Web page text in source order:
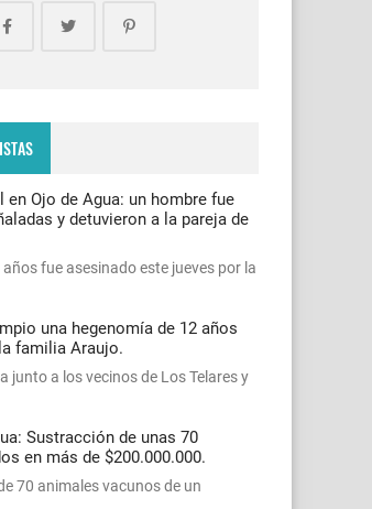
en Ojo de Agua: un hombre fue
y detuvieron a la pareja de
fue asesinado este jueves por la
una hegenomía de 12 años
familia Araujo.
junto a los vecinos de Los Telares y
Sustracción de unas 70
en más de $200.000.000.
70 animales vacunos de un